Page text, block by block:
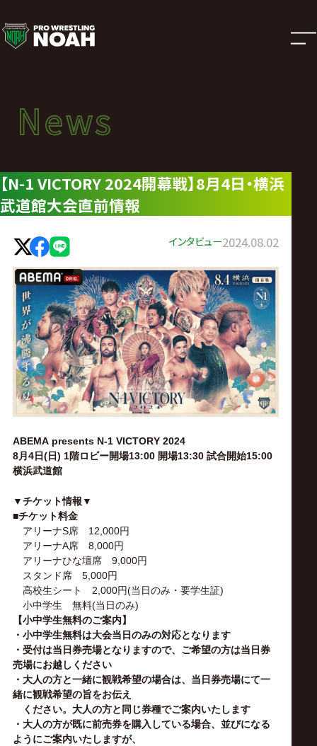
ニ
ュ
ー
ス
|
プ
ロ
レ
ス
リ
ン
グ・
ノ
ア
公
式
サ
イ
ト
News
ニュース
News
【N-1 VICTORY 2024開幕戦】8月4日・横浜
武道館大会直前情報
インタビュー2024.08.02
ABEMA presents N-1 VICTORY 2024
8月4日(日) 1階ロビー開場13:00 開場13:30 試合開始15:00
横浜武道館
▼チケット情報▼
■チケット料金
アリーナS席 12,000円
アリーナA席 8,000円
アリーナひな壇席 9,000円
スタンド席 5,000円
高校生シート 2,000円(当日のみ・要学生証)
小中学生 無料(当日のみ)
【小中学生無料のご案内】
・小中学生無料は大会当日のみの対応となります
・受付は当日券売場となりますので、ご希望の方は当日券
売場にお越しください
・大人の方と一緒に観戦希望の場合は、当日券売場にて一
緒に観戦希望の旨をお伝え
ください。大人の方と同じ券種でご案内いたします
・大人の方が既に前売券を購入している場合、並びになる
ようにご案内いたしますが、